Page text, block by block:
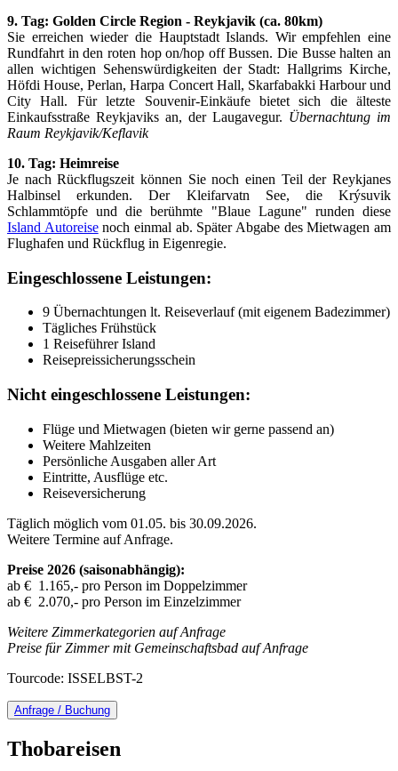
9. Tag: Golden Circle Region - Reykjavik (ca. 80km)
Sie erreichen wieder die Hauptstadt Islands. Wir empfehlen eine
Rundfahrt in den roten hop on/hop off Bussen. Die Busse halten an
allen wichtigen Sehenswürdigkeiten der Stadt: Hallgrims Kirche,
Höfdi House, Perlan, Harpa Concert Hall, Skarfabakki Harbour und
City Hall. Für letzte Souvenir-Einkäufe bietet sich die älteste
Einkaufsstraße Reykjaviks an, der Laugavegur. Übernachtung im
Raum Reykjavik/Keflavik
10. Tag: Heimreise
Je nach Rückflugszeit können Sie noch einen Teil der Reykjanes
Halbinsel erkunden. Der Kleifarvatn See, die Krýsuvik
Schlammtöpfe und die berühmte "Blaue Lagune" runden diese
Island Autoreisenoch einmal ab. Später Abgabe des Mietwagen am
Flughafen und Rückflug in Eigenregie.
Eingeschlossene Leistungen:
9 Übernachtungen lt. Reiseverlauf (mit eigenem Badezimmer)
Tägliches Frühstück
1 Reiseführer Island
Reisepreissicherungsschein
Nicht eingeschlossene Leistungen:
Flüge und Mietwagen (bieten wir gerne passend an)
Weitere Mahlzeiten
Persönliche Ausgaben aller Art
Eintritte, Ausflüge etc.
Reiseversicherung
Täglich möglich vom 01.05. bis 30.09.2026.
Weitere Termine auf Anfrage.
Preise 2026 (saisonabhängig):
ab € 1.165,- pro Person im Doppelzimmer
ab € 2.070,- pro Person im Einzelzimmer
Weitere Zimmerkategorien auf Anfrage
Preise für Zimmer mit Gemeinschaftsbad auf Anfrage
Tourcode: ISSELBST-2
Anfrage / Buchung
Thobareisen